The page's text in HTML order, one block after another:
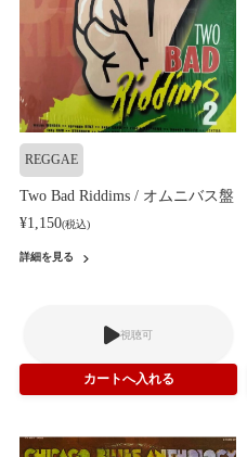
REGGAE
Two Bad Riddims / オムニバス盤
¥1,150(税込)
詳細を見る
視聴可